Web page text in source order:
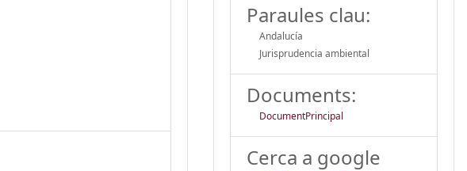
Paraules clau:
Andalucía
Jurisprudencia ambiental
Documents:
DocumentPrincipal
Cerca a google